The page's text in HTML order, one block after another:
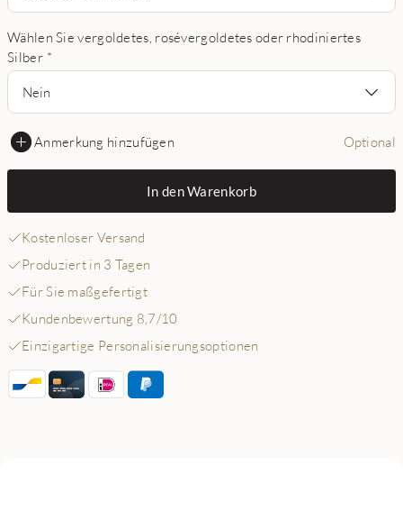
Wählen Sie vergoldetes, rosévergoldetes oder rhodiniertes
Silber *
Nein
Anmerkung hinzufügen Optional
In den Warenkorb
Kostenloser Versand
Produziert in 3 Tagen
Für Sie maßgefertigt
Kundenbewertung 8,7/10
Einzigartige Personalisierungsoptionen